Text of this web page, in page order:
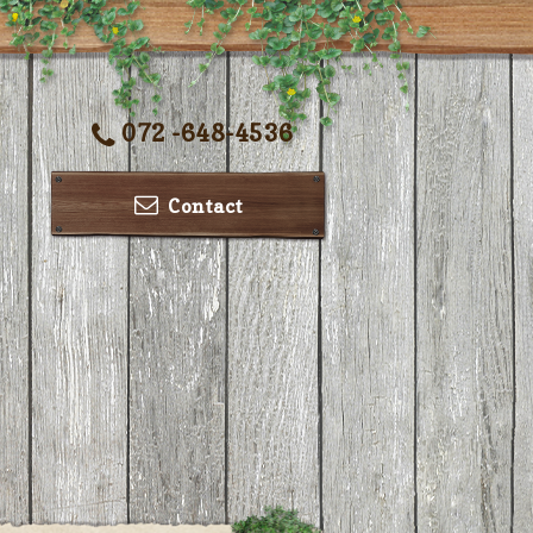
072 -648-4536
Contact